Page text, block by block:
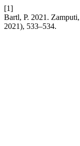
[1]
Bartl, P. 2021.
2021), 533–534.